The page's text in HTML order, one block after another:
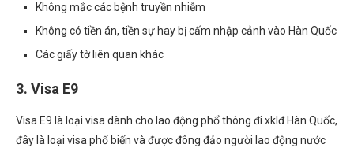
Không mắc các bệnh truyền nhiễm
Không có tiền án, tiền sự hay bị cấm nhập cảnh vào Hàn Quốc
Các giấy tờ liên quan khác
3. Visa E9
Visa E9 là loại visa dành cho lao động phổ thông đi xklđ Hàn Quốc,
đây là loại visa phổ biến và được đông đảo người lao động nước